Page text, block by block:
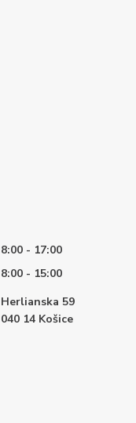
8:00 - 17:00
8:00 - 15:00
Herlianska 59
040 14 Košice